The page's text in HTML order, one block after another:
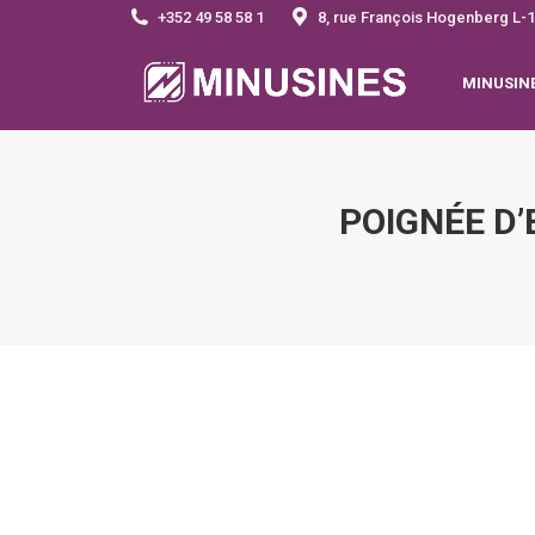
+352 49 58 58 1 8, rue François Hogenberg L-
POIGNÉE